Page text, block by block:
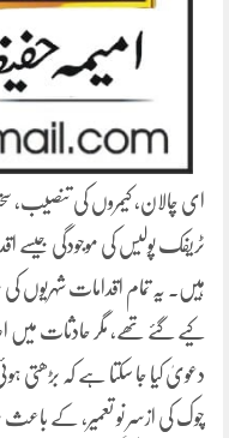
ای چالان، کیمروں کی تنصیب،
ٹریفک پولیس کی موجودگی جیسے
ہیں۔ یہ تمام اقدامات شہریوں
کیے گئے تھے، مگر حادثات میں
دعویٰ کیا جا سکتا ہے کہ بڑھتی
چوک کی ازسرِ نو تعمیر، کے